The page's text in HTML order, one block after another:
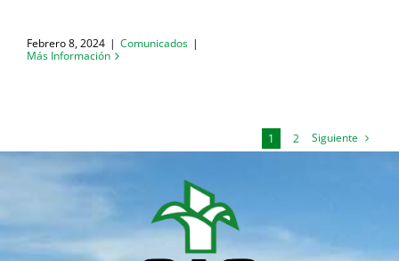
Febrero 8, 2024 | Comunicados |
Más Información
1 2 Siguiente